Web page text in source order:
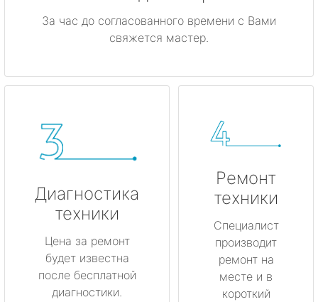
За час до согласованного времени с Вами
свяжется мастер.
Диагностика
техники
Цена за ремонт
будет известна
после бесплатной
диагностики.
Ремонт
техники
Специалист
производит
ремонт на
месте и в
короткий